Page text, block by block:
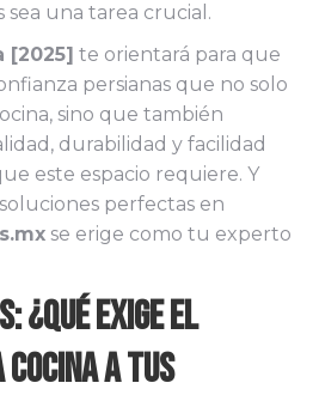
sea una tarea crucial.
[2025] te orientará para que
persianas que no solo
sino que también
durabilidad y facilidad
este espacio requiere. Y
perfectas en
se erige como tu experto
¿Qué Exige el
a tus